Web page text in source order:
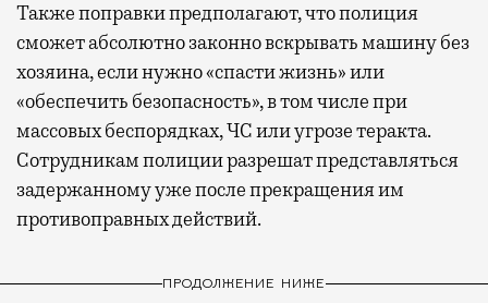
Также поправки предполагают, что полиция
сможет абсолютно законно вскрывать машину без
хозяина, если нужно «спасти жизнь» или
«обеспечить безопасность», в том числе при
массовых беспорядках, ЧС или угрозе теракта.
Сотрудникам полиции разрешат представляться
задержанному уже после прекращения им
противоправных действий.
ПРОДОЛЖЕНИЕ НИЖЕ